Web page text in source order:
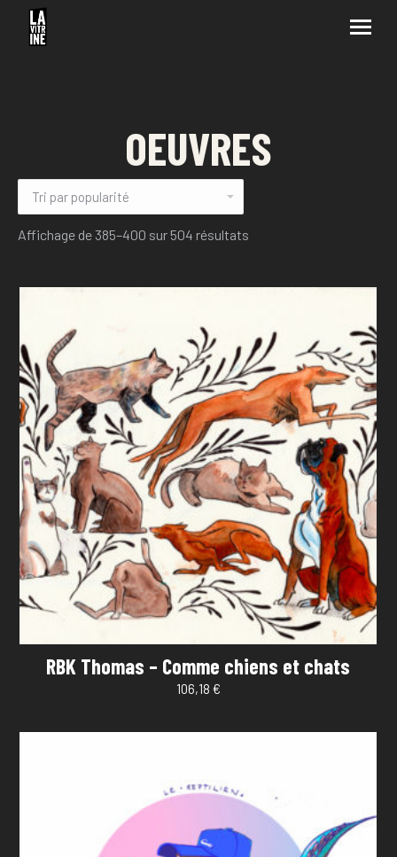
OEUVRES
Affichage de 385–400 sur 504 résultats
RBK Thomas – Comme chiens et chats
106,18 €